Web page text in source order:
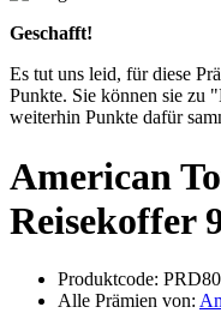
Geschafft!
Es tut uns leid, für diese
Punkte. Sie können sie zu
weiterhin Punkte dafür
American
Reisekoffer
Produktcode:
Alle Prämien von: